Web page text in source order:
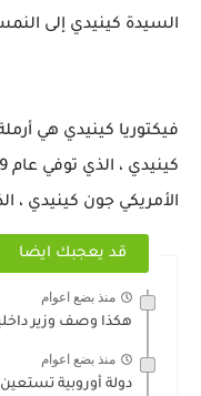
السيدة كينيدي إلى
فيكتوريا كينيدي هي
الأمريكي جون كينيدي ،
قد يعجبك ايضا
منذ بضع اعوام
هكذا وصف وزير
منذ بضع اعوام
دولة أوروبية تستعين